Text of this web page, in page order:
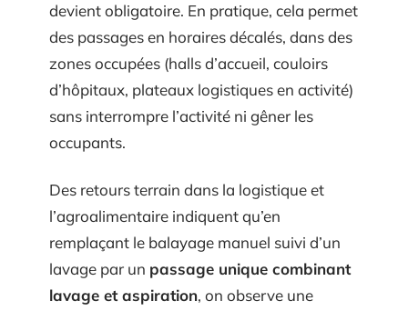
devient obligatoire. En pratique, cela permet
des passages en horaires décalés, dans des
zones occupées (halls d’accueil, couloirs
d’hôpitaux, plateaux logistiques en activité)
sans interrompre l’activité ni gêner les
occupants.
Des retours terrain dans la logistique et
l’agroalimentaire indiquent qu’en
remplaçant le balayage manuel suivi d’un
lavage par un passage unique combinant
lavage et aspiration, on observe une